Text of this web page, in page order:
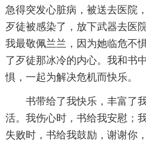
急得突发心脏病，被送去医院
歹徒被感染了，放下武器去医
我最敬佩兰兰，因为她临危不
了歹徒那冰冷的内心。我和书
惧，一起为解决危机而快乐。
书带给了我快乐，丰富了
活。我伤心时，书给我安慰；
失败时，书给我鼓励，谢谢你